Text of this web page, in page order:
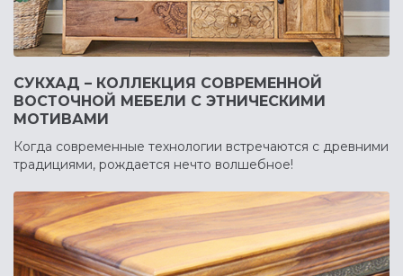
СУКХАД – КОЛЛЕКЦИЯ СОВРЕМЕННОЙ
ВОСТОЧНОЙ МЕБЕЛИ С ЭТНИЧЕСКИМИ
МОТИВАМИ
Когда современные технологии встречаются с древними
традициями, рождается нечто волшебное!